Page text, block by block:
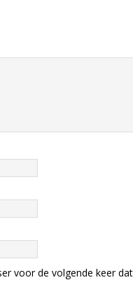
voor de volgende keer